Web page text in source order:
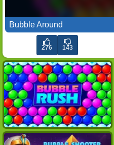
Bubble Around
276 143